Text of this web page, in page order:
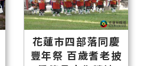
花蓮市四部落同慶
豐年祭 百歲耆老披